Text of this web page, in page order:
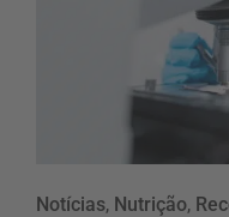
Notícias, Nutrição,